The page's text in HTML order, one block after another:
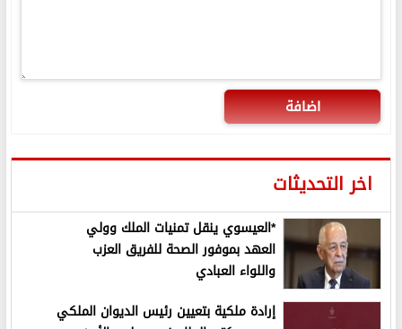
اضافة
اخر التحديثات
*العيسوي ينقل تمنيات الملك وولي
العهد بموفور الصحة للفريق العزب
واللواء العبادي
إرادة ملكية بتعيين رئيس الديوان الملكي